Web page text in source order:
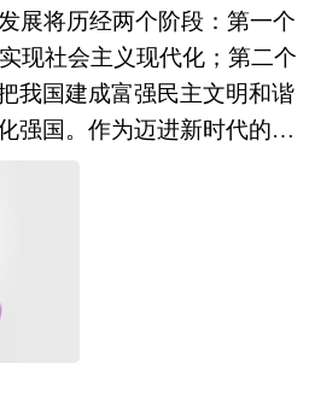
的了解、或者想进行行业投
或缺的重要参考工具。
全国及海外专业研究机构提
用与国际同步的科学分析模
从行业的整体高度来架构分
确地把握整个威士忌酒行业
。 报告对中国威士忌酒行
发展现状、产业链发展状
局、标杆企业、发展趋势、
投资建议等进行了分析，并
酒行业将面临的机遇与挑
酒企业、学术科研单位、投
酒行业最新发展动向，及早
展将历经两个阶段：第一个
现社会主义现代化；第二个
我国建成富强民主文明和谐
强国。作为迈进新时代的第
”规划将开启未来30年经济
四五”规划是迈进新时代的
来30年中国经济发展的新起
会上，不同于以往五年规划
，“十四五”规划的建议与
一并被提出，足见“十四
规划的延续，还将进一步